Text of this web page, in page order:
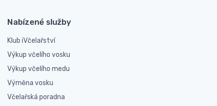
Nabízené služby
Klub iVčelařství
Výkup včelího vosku
Výkup včelího medu
Výměna vosku
Včelařská poradna